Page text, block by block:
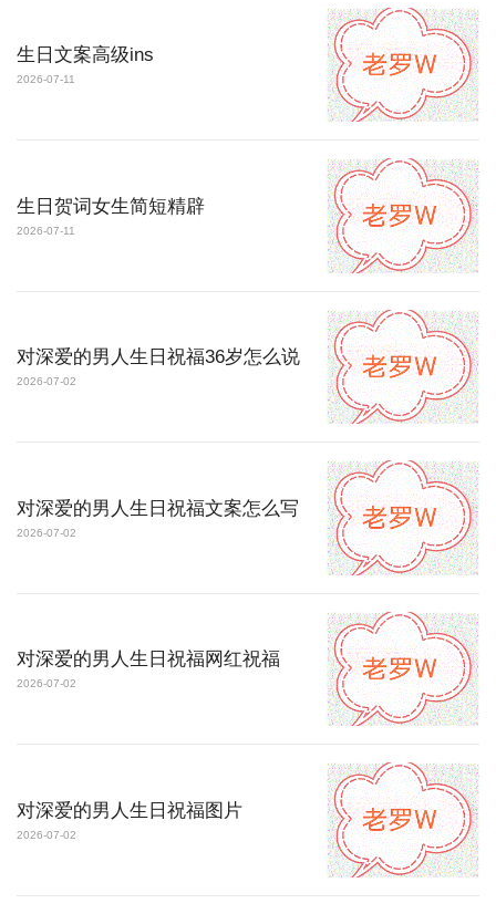
生日文案高级ins
2026-07-11
生日贺词女生简短精辟
2026-07-11
对深爱的男人生日祝福36岁怎么说
2026-07-02
对深爱的男人生日祝福文案怎么写
2026-07-02
对深爱的男人生日祝福网红祝福
2026-07-02
对深爱的男人生日祝福图片
2026-07-02